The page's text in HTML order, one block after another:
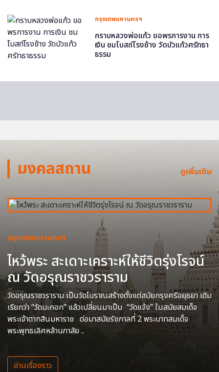
กรุงเทพมหานครฯ
กราบหลวงพ่อแก้ว ขอพรการงาน การ
เงิน ชมโบสถ์โรงช้าง วัดบัวแก้วศรัทธา
ธรรม
มงคลสถาน ดูเพิ่มเติม
กรุงเทพมหานครฯ
ไหว้พระ สะเดาะเคราะห์ให้ชีวิตรุ่งโรจน์
ณ วัดอรุณราชวราราม
วัดอรุณราชวราราม เป็นวัดโบราณสร้างตั้งแต่สมัยกรุงศรีอยุธยา เดิม
เรียกว่า “วัดมะกอก” แล้วเปลี่ยนมาเป็น “วัดแจ้ง” ในสมัยสมเด็จ
พระเจ้าตากสินมหาราช ต่อมาสมัยรัชกาลที่ 2 พระบาทสมเด็จ
พระพุทธเลิศหล้านภาลัย ..
อ่านเรื่องราว